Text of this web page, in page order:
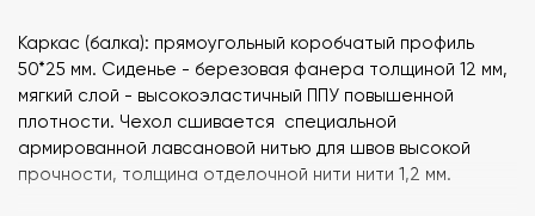
Каркас (балка): прямоугольный коробчатый профиль
50*25 мм. Сиденье - березовая фанера толщиной 12 мм,
мягкий слой - высокоэластичный ППУ повышенной
плотности. Чехол сшивается специальной
армированной лавсановой нитью для швов высокой
прочности, толщина отделочной нити нити 1,2 мм.